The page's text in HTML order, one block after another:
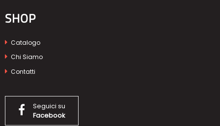
SHOP
Catalogo
Chi Siamo
Contatti
Seguici su
Facebook